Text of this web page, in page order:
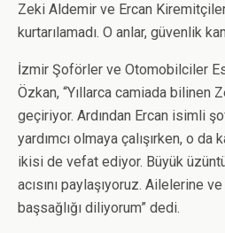
Zeki Aldemir ve Ercan
kurtarılamadı. O anlar, güvenlik
İzmir Şoförler ve Otomobilciler
Özkan, “Yıllarca camiada bilinen
geçiriyor. Ardından Ercan isimli
yardımcı olmaya çalışırken, o
ikisi de vefat ediyor. Büyük
acısını paylaşıyoruz. Ailelerine ve
başsağlığı diliyorum” dedi.